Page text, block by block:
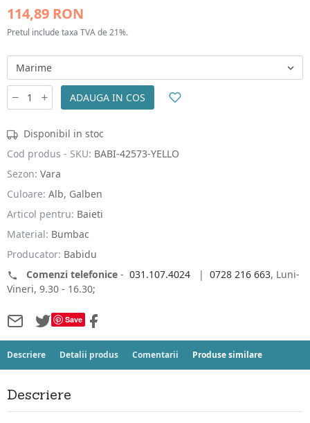
114,89 RON
Pretul include taxa TVA de 21%.
ADAUGA IN COS
Disponibil in stoc
Cod produs - SKU: BABI-42573-YELLO
Sezon: Vara
Culoare: Alb, Galben
Articol pentru: Baieti
Material: Bumbac
Producator: Babidu
Comenzi telefonice - 031.107.4024 | 0728 216 663, Luni-
Vineri, 9.30 - 16.30;
Save
Descriere Detalii produs Comentarii Produse similare
Descriere